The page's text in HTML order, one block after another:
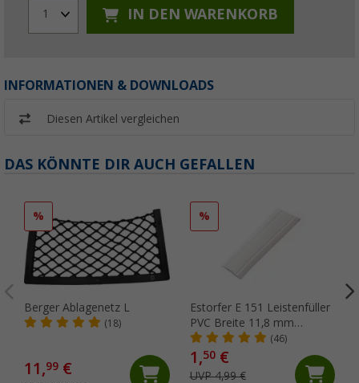
1 IN DEN WARENKORB
INFORMATIONEN & DOWNLOADS
Diesen Artikel vergleichen
DAS KÖNNTE DIR AUCH GEFALLEN
%
Berger Ablagenetz L
(18)
11,99 €
%
Estorfer E 151 Leistenfüller
PVC Breite 11,8 mm
Meterware weiß(46)
1,50€
UVP 4,99 €